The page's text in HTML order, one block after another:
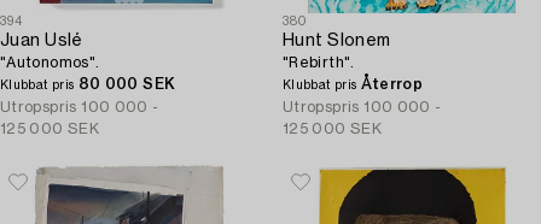
394
Juan Uslé
"Autonomos".
Klubbat pris 80 000 SEK
Utropspris 100 000 -
125 000 SEK
380
Hunt Slonem
"Rebirth".
Klubbat pris Återrop
Utropspris 100 000 -
125 000 SEK